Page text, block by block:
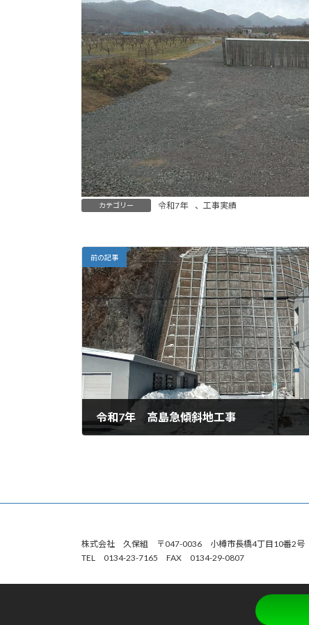
カテゴリー 令和7年 、 工事実績
前の記事
令和7年 高島急傾斜地工事
株式会社 久保組 〒047-0036 小樽市長橋4丁目10番2号
TEL 0134-23-7165 FAX 0134-29-0807